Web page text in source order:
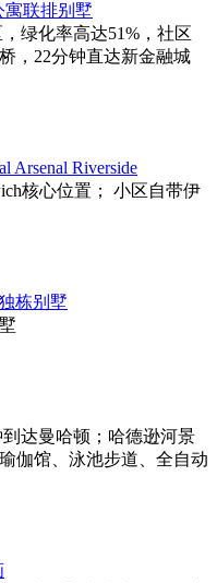
寓联排别墅
绿化率高达51%，社区
，22分钟直达新金融城
Arsenal Riverside
核心位置； 小区自带伊
栋别墅
达曼哈顿；哈德逊河景
伽馆、泳池步道、全自动